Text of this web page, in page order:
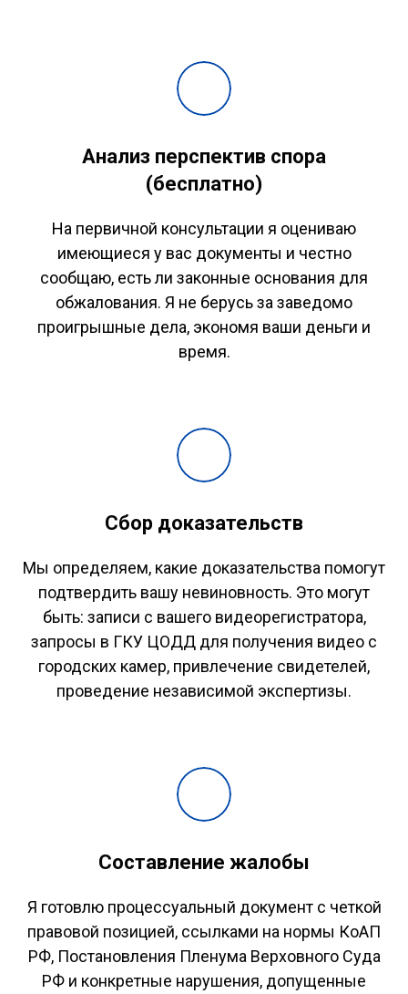
Анализ перспектив спора
(бесплатно)
На первичной консультации я оцениваю
имеющиеся у вас документы и честно
сообщаю, есть ли законные основания для
обжалования. Я не берусь за заведомо
проигрышные дела, экономя ваши деньги и
время.
Сбор доказательств
Мы определяем, какие доказательства помогут
подтвердить вашу невиновность. Это могут
быть: записи с вашего видеорегистратора,
запросы в ГКУ ЦОДД для получения видео с
городских камер, привлечение свидетелей,
проведение независимой экспертизы.
Составление жалобы
Я готовлю процессуальный документ с четкой
правовой позицией, ссылками на нормы КоАП
РФ, Постановления Пленума Верховного Суда
РФ и конкретные нарушения, допущенные